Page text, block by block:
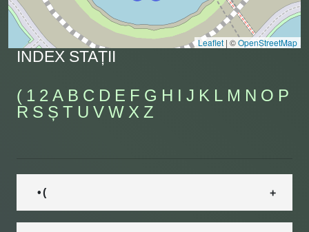
Leaflet | ©OpenStreetMap
INDEX STAȚII
( 1 2 A B C D E F G H I J K L M N O P
R S Ș T U V W X Z
• (